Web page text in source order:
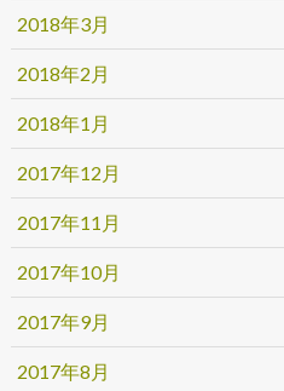
2018年3月
2018年2月
2018年1月
2017年12月
2017年11月
2017年10月
2017年9月
2017年8月